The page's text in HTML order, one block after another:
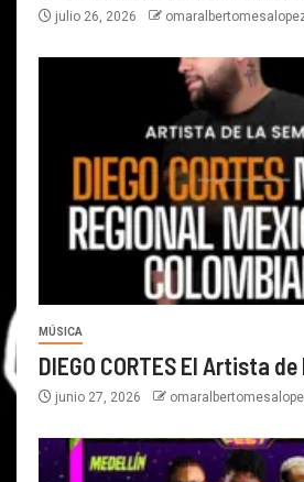
julio 26, 2026
MÚSICA
DIEGO CORTES El Artista
junio 27, 2026